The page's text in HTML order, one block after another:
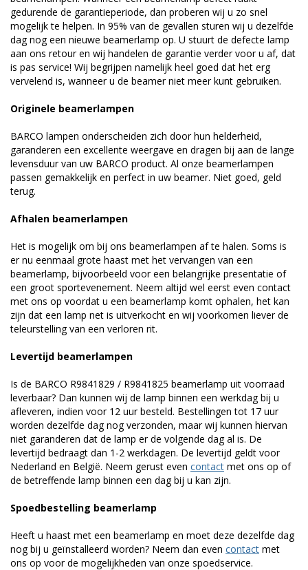
gedurende de garantieperiode, dan proberen wij u zo snel
mogelijk te helpen. In 95% van de gevallen sturen wij u dezelfde
dag nog een nieuwe beamerlamp op. U stuurt de defecte lamp
aan ons retour en wij handelen de garantie verder voor u af, dat
is pas service! Wij begrijpen namelijk heel goed dat het erg
vervelend is, wanneer u de beamer niet meer kunt gebruiken.
Originele beamerlampen
BARCO lampen onderscheiden zich door hun helderheid,
garanderen een excellente weergave en dragen bij aan de lange
levensduur van uw BARCO product. Al onze beamerlampen
passen gemakkelijk en perfect in uw beamer. Niet goed, geld
terug.
Afhalen beamerlampen
Het is mogelijk om bij ons beamerlampen af te halen. Soms is
er nu eenmaal grote haast met het vervangen van een
beamerlamp, bijvoorbeeld voor een belangrijke presentatie of
een groot sportevenement. Neem altijd wel eerst even contact
met ons op voordat u een beamerlamp komt ophalen, het kan
zijn dat een lamp net is uitverkocht en wij voorkomen liever de
teleurstelling van een verloren rit.
Levertijd beamerlampen
Is de BARCO R9841829 / R9841825 beamerlamp uit voorraad
leverbaar? Dan kunnen wij de lamp binnen een werkdag bij u
afleveren, indien voor 12 uur besteld. Bestellingen tot 17 uur
worden dezelfde dag nog verzonden, maar wij kunnen hiervan
niet garanderen dat de lamp er de volgende dag al is. De
levertijd bedraagt dan 1-2 werkdagen. De levertijd geldt voor
Nederland en België. Neem gerust even contact met ons op of
de betreffende lamp binnen een dag bij u kan zijn.
Spoedbestelling beamerlamp
Heeft u haast met een beamerlamp en moet deze dezelfde dag
nog bij u geïnstalleerd worden? Neem dan even contact met
ons op voor de mogelijkheden van onze spoedservice.